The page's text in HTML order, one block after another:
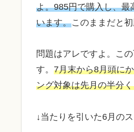
よ。985円で購入し、最
います。このままだと
問題はアレですよ。こ
す。 7月末から8月頭に
ング対象は先月の半分
↓当たりを引いた6月の